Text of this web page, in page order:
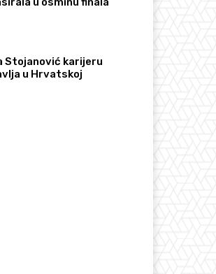
Stojanović karijeru
u Hrvatskoj